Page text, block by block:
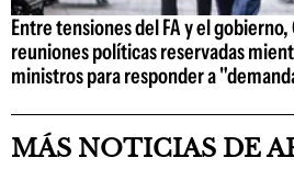
Entre tensiones del FA y el gobierno,
reuniones políticas reservadas
ministros para responder a
MÁS NOTICIAS DE